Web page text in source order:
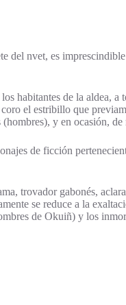
nvet, es
habitantes de la aldea,
el estribillo que
y en ocasión, de
de ficción
trovador gabonés,
se reduce a la
de Okuiñ) y los